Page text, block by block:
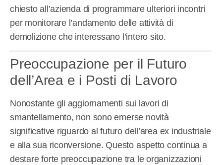
chiesto all’azienda di programmare ulteriori incontri
per monitorare l’andamento delle attività di
demolizione che interessano l’intero sito.
Preoccupazione per il Futuro
dell’Area e i Posti di Lavoro
Nonostante gli aggiornamenti sui lavori di
smantellamento, non sono emerse novità
significative riguardo al futuro dell’area ex industriale
e alla sua riconversione. Questo aspetto continua a
destare forte preoccupazione tra le organizzazioni